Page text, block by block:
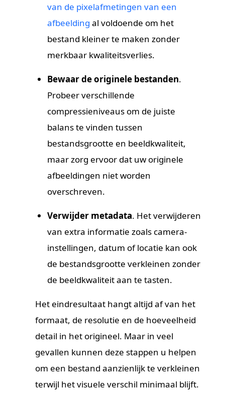
van de pixelafmetingen van een
afbeelding al voldoende om het
bestand kleiner te maken zonder
merkbaar kwaliteitsverlies.
Bewaar de originele bestanden.
Probeer verschillende
compressieniveaus om de juiste
balans te vinden tussen
bestandsgrootte en beeldkwaliteit,
maar zorg ervoor dat uw originele
afbeeldingen niet worden
overschreven.
Verwijder metadata. Het verwijderen
van extra informatie zoals camera-
instellingen, datum of locatie kan ook
de bestandsgrootte verkleinen zonder
de beeldkwaliteit aan te tasten.
Het eindresultaat hangt altijd af van het
formaat, de resolutie en de hoeveelheid
detail in het origineel. Maar in veel
gevallen kunnen deze stappen u helpen
om een bestand aanzienlijk te verkleinen
terwijl het visuele verschil minimaal blijft.